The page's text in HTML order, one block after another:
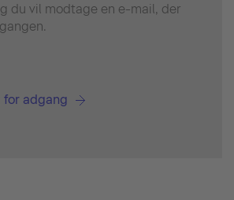
du vil modtage en e-mail, der
adgang